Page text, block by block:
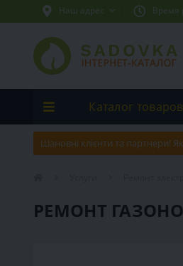
Наш адрес Время
Каталог товаров
Шановні клієнти та партнери!
РЕМОНТ